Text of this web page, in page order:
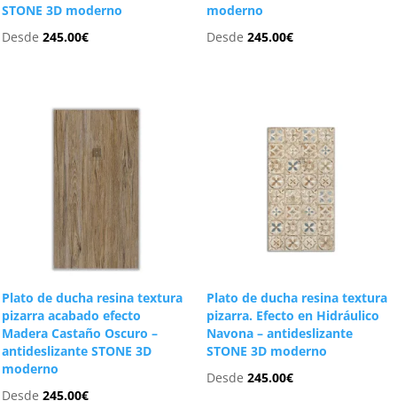
STONE 3D moderno
Desde245.00€
moderno
Desde 245.00€
Plato de ducha resina textura
pizarra acabado efecto
Madera Castaño Oscuro –
antideslizante STONE 3D
moderno
Desde245.00€
Plato de ducha resina textura
pizarra. Efecto en Hidráulico
Navona – antideslizante
STONE 3D moderno
Desde 245.00€